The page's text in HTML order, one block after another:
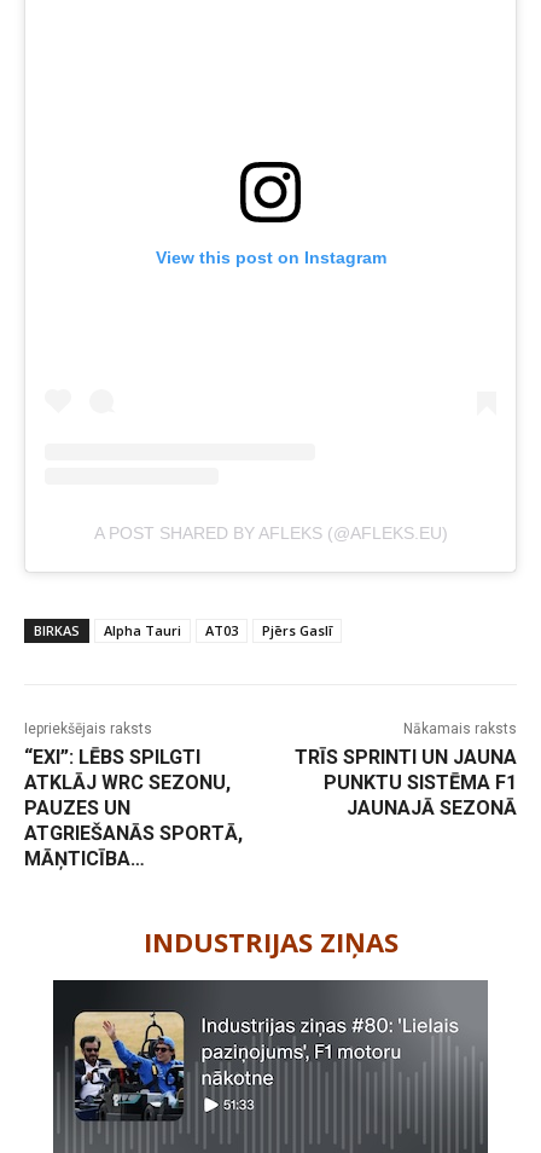
View this post on Instagram
A POST SHARED BY AFLEKS (@AFLEKS.EU)
BIRKAS Alpha Tauri AT03 Pjērs Gaslī
Iepriekšējais raksts
“EXI”: LĒBS SPILGTI
ATKLĀJ WRC SEZONU,
PAUZES UN
ATGRIEŠANĀS SPORTĀ,
MĀŅTICĪBA…
Nākamais raksts
TRĪS SPRINTI UN JAUNA
PUNKTU SISTĒMA F1
JAUNAJĀ SEZONĀ
INDUSTRIJAS ZIŅAS